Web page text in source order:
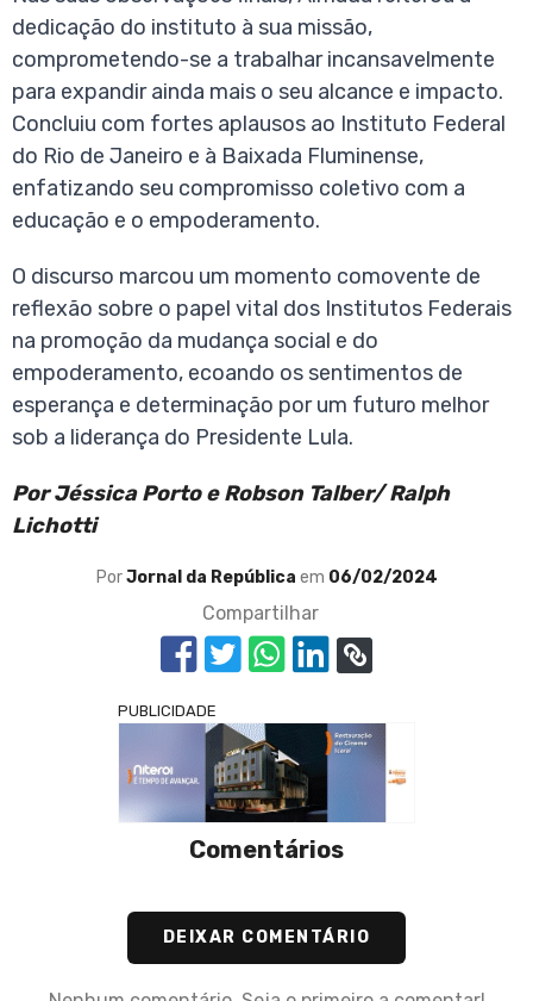
dedicação do instituto à sua missão,
comprometendo-se a trabalhar incansavelmente
para expandir ainda mais o seu alcance e impacto.
Concluiu com fortes aplausos ao Instituto Federal
do Rio de Janeiro e à Baixada Fluminense,
enfatizando seu compromisso coletivo com a
educação e o empoderamento.
O discurso marcou um momento comovente de
reflexão sobre o papel vital dos Institutos Federais
na promoção da mudança social e do
empoderamento, ecoando os sentimentos de
esperança e determinação por um futuro melhor
sob a liderança do Presidente Lula.
Por Jéssica Porto e Robson Talber/ Ralph
Lichotti
PorJornal da República em 06/02/2024
Compartilhar
PUBLICIDADE
Comentários
DEIXAR COMENTÁRIO